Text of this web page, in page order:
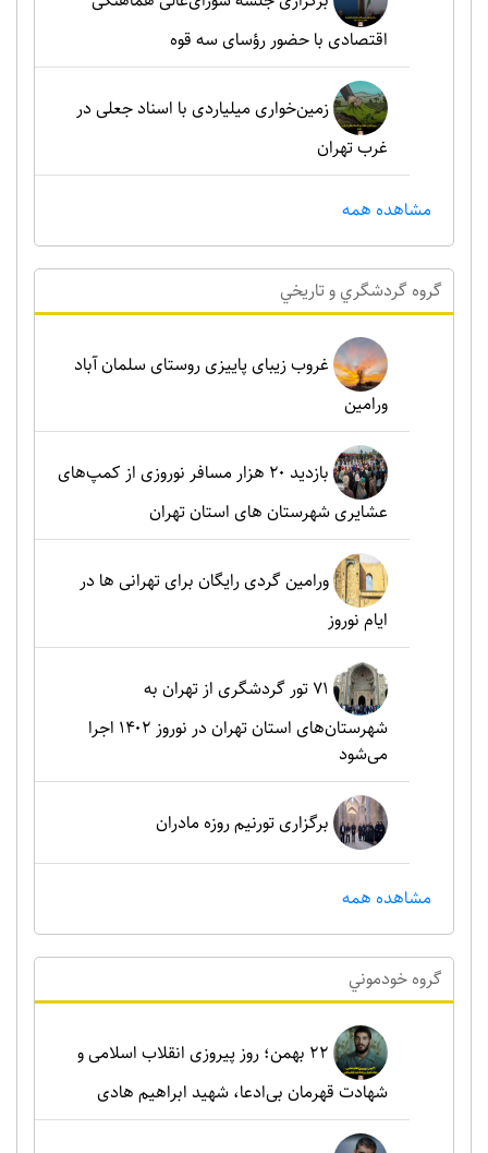
اقتصادی با حضور رؤسای سه قوه
زمین‌خواری میلیاردی با اسناد جعلی در
غرب تهران
مشاهده همه
گروه گردشگري و تاريخي
غروب زیبای پاییزی روستای سلمان آباد
ورامین
بازدید ۲۰ هزار مسافر نوروزی از کمپ‌های
عشایری شهرستان های استان تهران
ورامین گردی رایگان برای تهرانی ها در
ایام نوروز
۷۱ تور گردشگری از تهران به
شهرستان‌های استان تهران در نوروز ۱۴۰۲ اجرا
می‌شود
برگزاری تورنیم روزه مادران
مشاهده همه
گروه خودموني
۲۲ بهمن؛ روز پیروزی انقلاب اسلامی و
شهادت قهرمان بی‌ادعا، شهید ابراهیم هادی